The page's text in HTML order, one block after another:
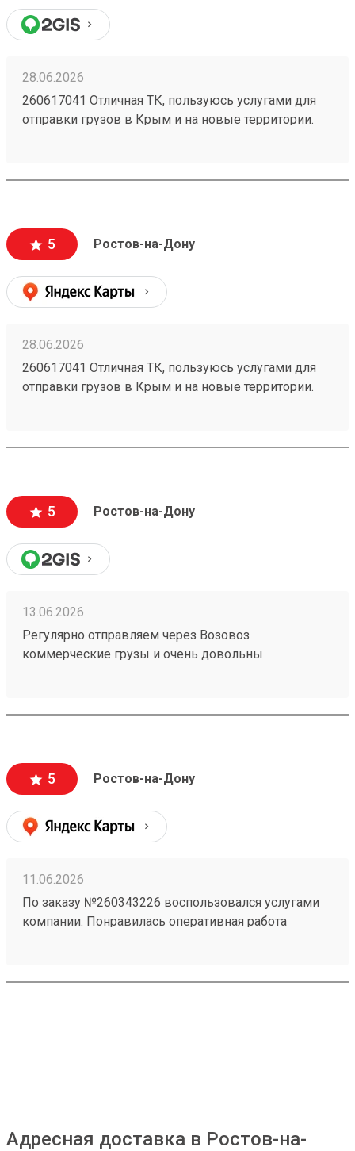
28.06.2026
260617041 Отличная ТК, пользуюсь услугами для
отправки грузов в Крым и на новые территории.
отправления считаются хрупкими, повреждения
5 Ростов-на-Дону
28.06.2026
260617041 Отличная ТК, пользуюсь услугами для
отправки грузов в Крым и на новые территории.
отправления считаются хрупкими, повреждения
5 Ростов-на-Дону
13.06.2026
Регулярно отправляем через Возовоз
коммерческие грузы и очень довольны
быстро. Персонал заслуживает отдельной похвалы
оформлением. Самое главное для нас — это
стопроцентная сохранность груза, коробки всегда
сроки соблюдаются. Рекомендую! (заказ №
260183788)
5 Ростов-на-Дону
11.06.2026
По заказу №260343226 воспользовался услугами
компании. Понравилась оперативная работа
своевременно. Замечаний по доставке нет.
Адресная доставка в Ростов-на-